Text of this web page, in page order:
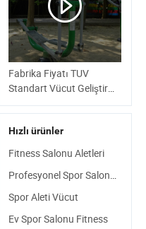
Fabrika Fiyatı TUV
Standart Vücut Geliştirme
Egzersiz Güç Antrenmanı
Spor Eşyaları Sokak
Antrenmanı Spor Salonu
İstasyonu Makinesi
Açık Fitness
Hızlı ürünler
Fitness Salonu Aletleri
Profesyonel Spor Salonu Fitness
Spor Aleti Vücut
Ev Spor Salonu Fitness